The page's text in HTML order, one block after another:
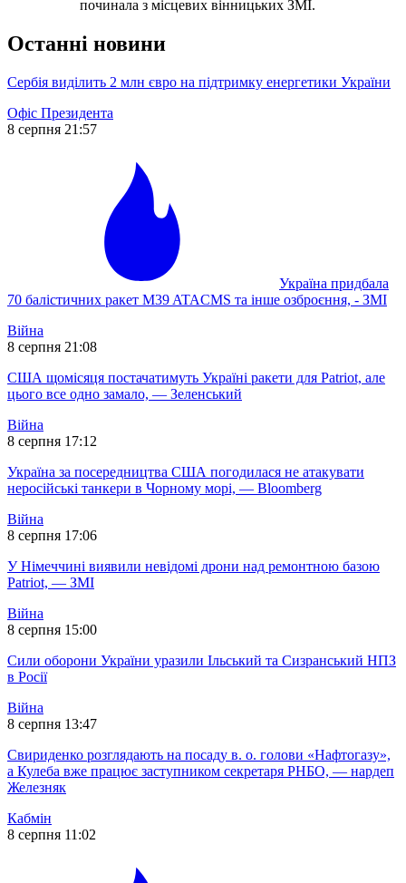
починала з місцевих вінницьких ЗМІ.
Останні новини
Сербія виділить 2 млн євро на підтримку енергетики України
Офіс Президента
8 серпня 21:57
Україна придбала
70 балістичних ракет M39 ATACMS та інше озброєння, - ЗМІ
Війна
8 серпня 21:08
США щомісяця постачатимуть Україні ракети для Patriot, але
цього все одно замало, — Зеленський
Війна
8 серпня 17:12
Україна за посередництва США погодилася не атакувати
неросійські танкери в Чорному морі, — Bloomberg
Війна
8 серпня 17:06
У Німеччині виявили невідомі дрони над ремонтною базою
Patriot, — ЗМІ
Війна
8 серпня 15:00
Сили оборони України уразили Ільський та Сизранський НПЗ
в Росії
Війна
8 серпня 13:47
Свириденко розглядають на посаду в. о. голови «Нафтогазу»,
а Кулеба вже працює заступником секретаря РНБО, — нардеп
Железняк
Кабмін
8 серпня 11:02